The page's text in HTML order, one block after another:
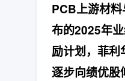
PCB上游材
布的2025年
励计划，菲
逐步向绩优股